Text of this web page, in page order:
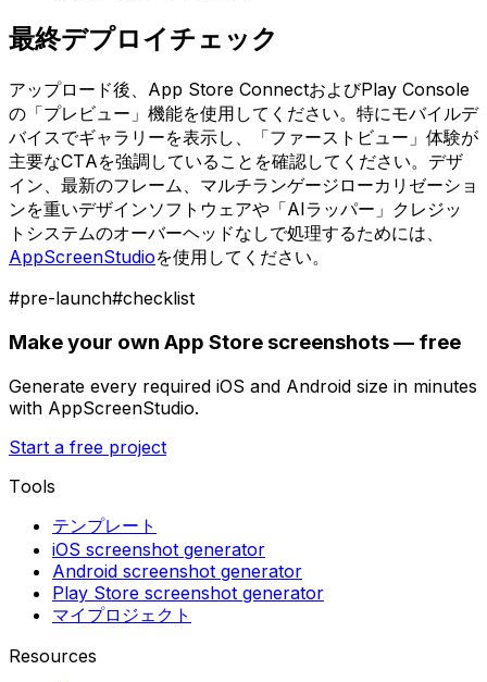
最終デプロイチェック
アップロード後、App Store ConnectおよびPlay Console
の「プレビュー」機能を使用してください。特にモバイルデ
バイスでギャラリーを表示し、「ファーストビュー」体験が
主要なCTAを強調していることを確認してください。デザ
イン、最新のフレーム、マルチランゲージローカリゼーショ
ンを重いデザインソフトウェアや「AIラッパー」クレジッ
トシステムのオーバーヘッドなしで処理するためには、
AppScreenStudioを使用してください。
#pre-launch#checklist
Make your own App Store screenshots — free
Generate every required iOS and Android size in minutes
with AppScreenStudio.
Start a free project
Tools
テンプレート
iOS screenshot generator
Android screenshot generator
Play Store screenshot generator
マイプロジェクト
Resources